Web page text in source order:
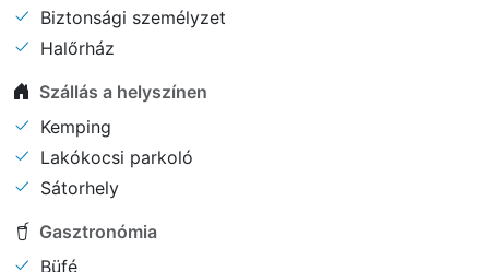
Biztonsági személyzet
Halőrház
Szállás a helyszínen
Kemping
Lakókocsi parkoló
Sátorhely
Gasztronómia
Büfé